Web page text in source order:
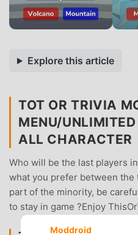
Explore this article
TOT OR TRIVIA
MENU/
ALL CHARACTER
Who will be the last players
what you prefer between
part of the minority, be
to stay in game ?Enjoy
Moddroid